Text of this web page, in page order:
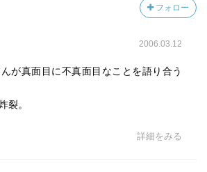
フォロー
2006.03.12
が真面目に不真面目なことを語り合う
裂。
詳細をみる